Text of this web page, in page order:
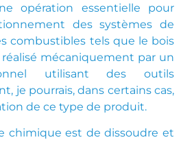
opération essentielle pour
des systèmes de
combustibles tels que le bois
mécaniquement par un
utilisant des outils
je pourrais, dans certains cas,
de ce type de produit.
chimique est de dissoudre et